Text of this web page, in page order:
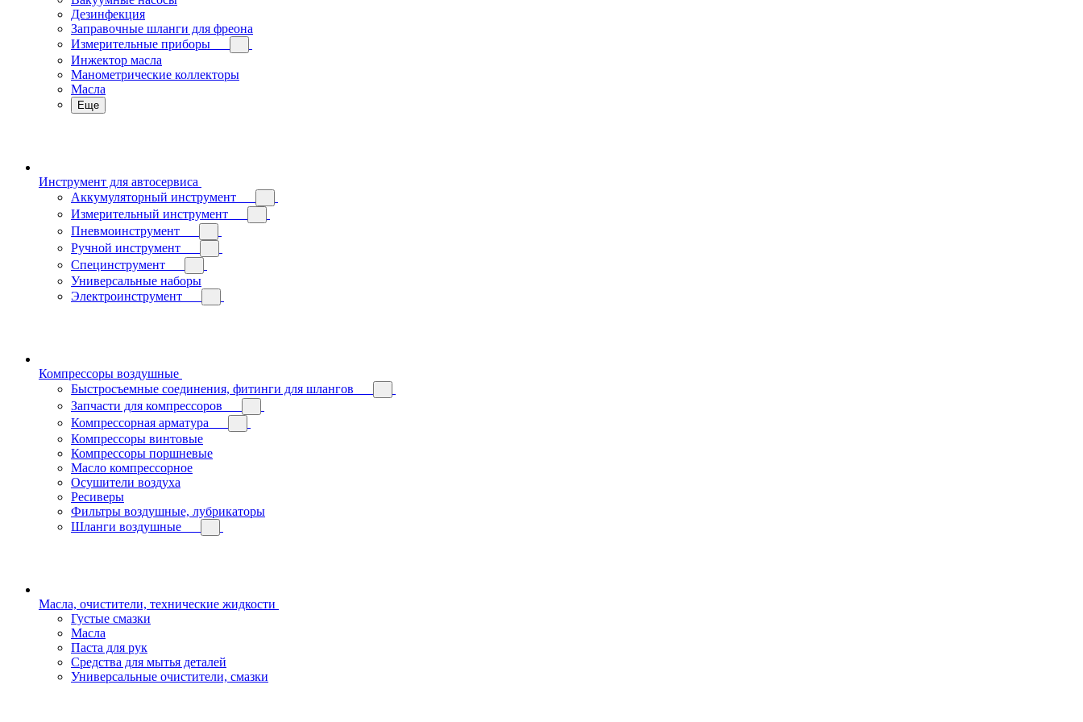
Дезинфекция
Заправочные шланги для фреона
Измерительные приборы
Инжектор масла
Манометрические коллекторы
Масла
Еще
Инструмент для автосервиса
Аккумуляторный инструмент
Измерительный инструмент
Пневмоинструмент
Ручной инструмент
Специнструмент
Универсальные наборы
Электроинструмент
Компрессоры воздушные
Быстросъемные соединения, фитинги для шлангов
Запчасти для компрессоров
Компрессорная арматура
Компрессоры винтовые
Компрессоры поршневые
Масло компрессорное
Осушители воздуха
Ресиверы
Фильтры воздушные, лубрикаторы
Шланги воздушные
Масла, очистители, технические жидкости
Густые смазки
Масла
Паста для рук
Средства для мытья деталей
Универсальные очистители, смазки